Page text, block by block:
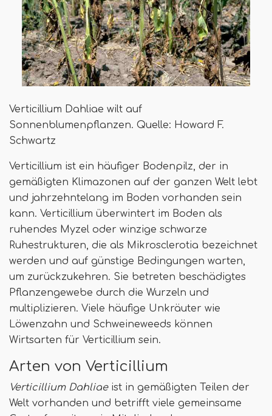
Verticillium Dahliae wilt auf
Sonnenblumenpflanzen. Quelle: Howard F.
Schwartz
Verticillium ist ein häufiger Bodenpilz, der in
gemäßigten Klimazonen auf der ganzen Welt lebt
und jahrzehntelang im Boden vorhanden sein
kann. Verticillium überwintert im Boden als
ruhendes Myzel oder winzige schwarze
Ruhestrukturen, die als Mikrosclerotia bezeichnet
werden und auf günstige Bedingungen warten,
um zurückzukehren. Sie betreten beschädigtes
Pflanzengewebe durch die Wurzeln und
multiplizieren. Viele häufige Unkräuter wie
Löwenzahn und Schweineweeds können
Wirtsarten für Verticillium sein.
Arten von Verticillium
Verticillium Dahliaeist in gemäßigten Teilen der
Welt vorhanden und betrifft viele gemeinsame